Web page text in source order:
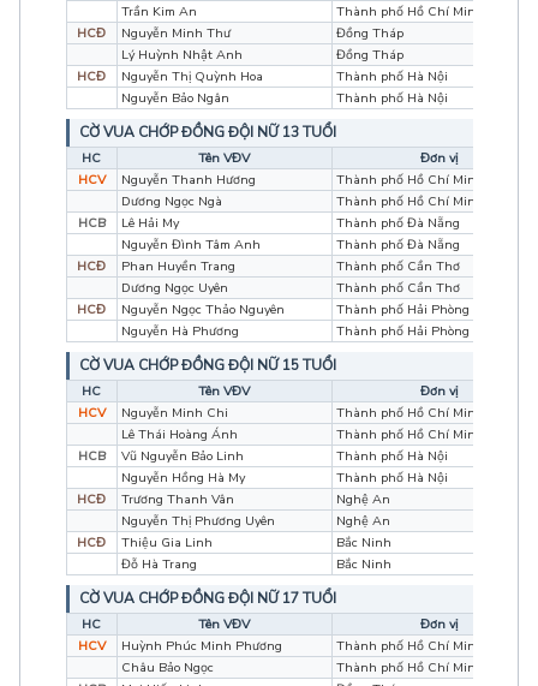
Trần Kim An
Thành phố Hồ Chí Minh
HCĐ
Nguyễn Minh Thư
Đồng Tháp
Lý Huỳnh Nhật Anh
Đồng Tháp
HCĐ
Nguyễn Thị Quỳnh Hoa
Thành phố Hà Nội
Nguyễn Bảo Ngân
Thành phố Hà Nội
CỜ VUA CHỚP ĐỒNG ĐỘI NỮ 13 TUỔI
HC Tên VĐV
Đơn vị
HCV
Nguyễn Thanh Hương
Thành phố Hồ Chí Minh
Dương Ngọc Ngà
Thành phố Hồ Chí Minh
HCB
Lê Hải My
Thành phố Đà Nẵng
Nguyễn Đình Tâm Anh
Thành phố Đà Nẵng
HCĐ
Phan Huyền Trang
Thành phố Cần Thơ
Dương Ngọc Uyên
Thành phố Cần Thơ
HCĐ
Nguyễn Ngọc Thảo Nguyên
Thành phố Hải Phòng
Nguyễn Hà Phương
Thành phố Hải Phòng
CỜ VUA CHỚP ĐỒNG ĐỘI NỮ 15 TUỔI
HC Tên VĐV
Đơn vị
HCV
Nguyễn Minh Chi
Thành phố Hồ Chí Minh
Lê Thái Hoàng Ánh
Thành phố Hồ Chí Minh
HCB
Vũ Nguyễn Bảo Linh
Thành phố Hà Nội
Nguyễn Hồng Hà My
Thành phố Hà Nội
HCĐ
Trương Thanh Vân
Nghệ An
Nguyễn Thị Phương Uyên
Nghệ An
HCĐ
Thiệu Gia Linh
Bắc Ninh
Đỗ Hà Trang
Bắc Ninh
CỜ VUA CHỚP ĐỒNG ĐỘI NỮ 17 TUỔI
HC Tên VĐV
Đơn vị
HCV
Huỳnh Phúc Minh Phương
Thành phố Hồ Chí Minh
Châu Bảo Ngọc
Thành phố Hồ Chí Minh